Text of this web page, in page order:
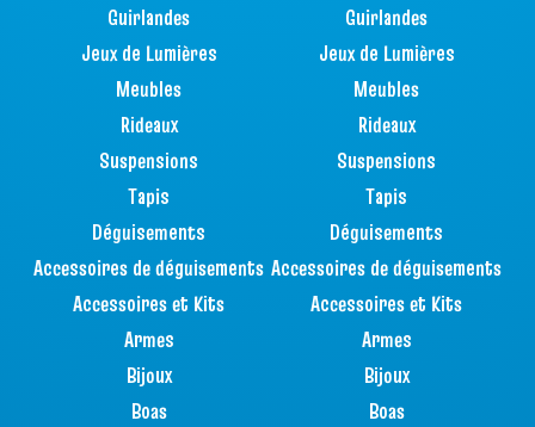
Guirlandes
Jeux de Lumières
Meubles
Rideaux
Suspensions
Tapis
Déguisements
Accessoires de déguisements
Accessoires et Kits
Armes
Bijoux
Boas
Guirlandes
Jeux de Lumières
Meubles
Rideaux
Suspensions
Tapis
Déguisements
Accessoires de déguisements
Accessoires et Kits
Armes
Bijoux
Boas